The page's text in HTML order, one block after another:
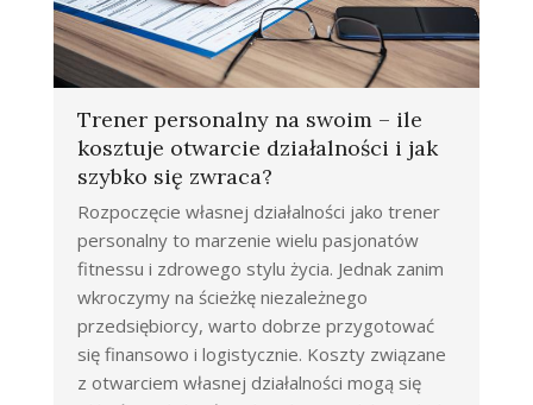
Trener personalny na swoim – ile
kosztuje otwarcie działalności i jak
szybko się zwraca?
Rozpoczęcie własnej działalności jako trener
personalny to marzenie wielu pasjonatów
fitnessu i zdrowego stylu życia. Jednak zanim
wkroczymy na ścieżkę niezależnego
przedsiębiorcy, warto dobrze przygotować
się finansowo i logistycznie. Koszty związane
z otwarciem własnej działalności mogą się